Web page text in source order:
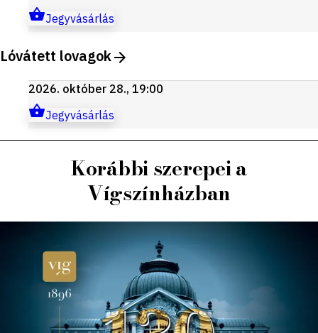
Jegyvásárlás
Lóvátett lovagok
2026. október 28., 19:00
Jegyvásárlás
Korábbi szerepei a
Vígszínházban